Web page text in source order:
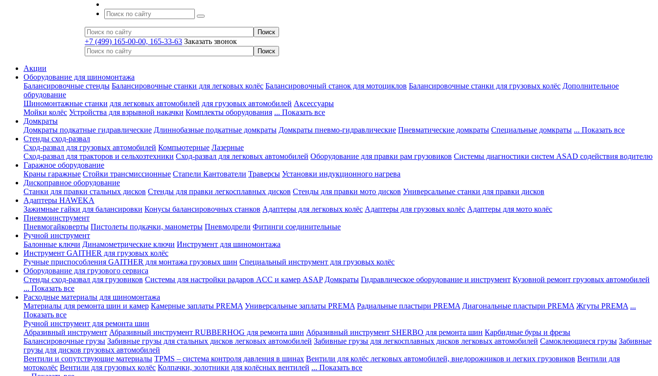
+7 (499) 165-00-00, 165-33-63 Заказать звонок
Акции
Оборудование для шиномонтажа
Балансировочные стенды Балансировочные станки для легковых колёс Балансировочный станок для мотоциклов Балансировочные станки для грузовых колёс Дополнительное
обрудование
Шиномонтажные станки для легковых автомобилей для грузовых автомобилей Аксессуары
Мойки колёс Устройства для взрывной накачки Комплекты оборудования ... Показать все
Домкраты
Домкраты подкатные гидравлические Длиннобазные подкатные домкраты Домкраты пневмо-гидравлические Пневматические домкраты Специальные домкраты ... Показать все
Стенды сход-развал
Сход-развал для грузовых автомобилей Компьютерные Лазерные
Сход-развал для тракторов и сельхозтехники Сход-развал для легковых автомобилей Оборудование для правки рам грузовиков Системы диагностики систем ASAD содействия водителю
Гаражное оборудование
Краны гаражные Стойки трансмиссионные Стапели Кантователи Траверсы Установки индукционного нагрева
Дископравное оборудование
Станки для правки стальных дисков Стенды для правки легкосплавных дисков Стенды для правки мото дисков Универсальные станки для правки дисков
Адаптеры HAWEKA
Зажимные гайки для балансировки Конусы балансировочных станков Адаптеры для легковых колёс Адаптеры для грузовых колёс Адаптеры для мото колёс
Пневмоинструмент
Пневмогайковерты Пистолеты подкачки, манометры Пневмодрели Фитинги соединительные
Ручной инструмент
Балонные ключи Динамометрические ключи Инструмент для шиномонтажа
Инструмент GAITHER для грузовых колёс
Ручные приспособления GAITHER для монтажа грузовых шин Специальный инструмент для грузовых колёс
Оборудование для грузового сервиса
Стенды сход-развал для грузовиков Системы для настройки радаров ACC и камер ASAP Домкраты Гидравлическое оборудование и инструмент Кузовной ремонт грузовых автомобилей
... Показать все
Расходные материалы для шиномонтажа
Материалы для ремонта шин и камер Камерные заплаты PREMA Универсальные заплаты PREMA Радиальные пластыри PREMA Диагональные пластыри PREMA Жгуты PREMA ...
Показать все
Ручной инструмент для ремонта шин
Абразивный инструмент Абразивный инструмент RUBBERHOG для ремонта шин Абразивный инструмент SHERBO для ремонта шин Карбидные буры и фрезы
Балансировочные грузы Забивные грузы для стальных дисков легковых автомобилей Забивные грузы для легкосплавных дисков легковых автомобилей Самоклеющиеся грузы Забивные
грузы для дисков грузовых автомобилей
Вентили и сопутствующие материалы TPMS – система контроля давления в шинах Вентили для колёс легковых автомобилей, внедорожников и легких грузовиков Вентили для
мотоколёс Вентили для грузовых колёс Колпачки, золотники для колёсных вентилей ... Показать все